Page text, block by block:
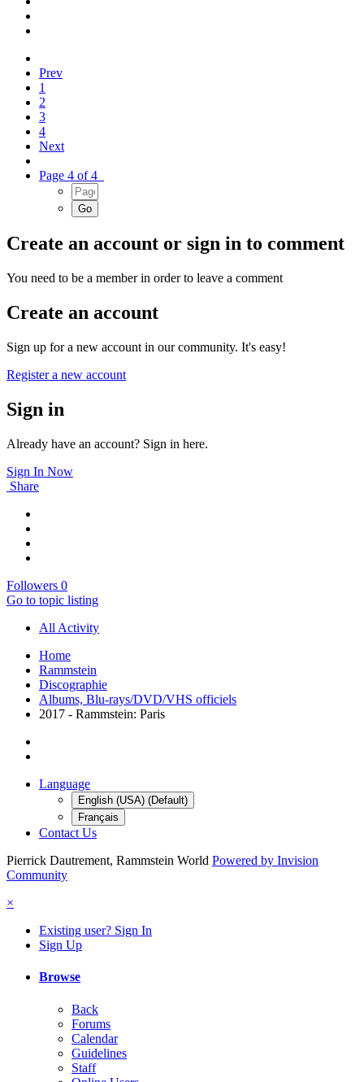
Prev
1
2
3
4
Next
Page 4 of 4
Create an account or sign in to comment
You need to be a member in order to leave a comment
Create an account
Sign up for a new account in our community. It's easy!
Register a new account
Sign in
Already have an account? Sign in here.
Sign In Now
Share
Followers 0
Go to topic listing
All Activity
Home
Rammstein
Discographie
Albums, Blu-rays/DVD/VHS officiels
2017 - Rammstein: Paris
Language
English (USA) (Default)
Français
Contact Us
Pierrick Dautrement, Rammstein World Powered by Invision
Community
×
Existing user? Sign In
Sign Up
Browse
Back
Forums
Calendar
Guidelines
Staff